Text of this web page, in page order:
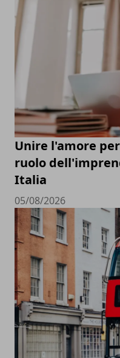
Unire l'amore
ruolo
Italia
05/08/2026